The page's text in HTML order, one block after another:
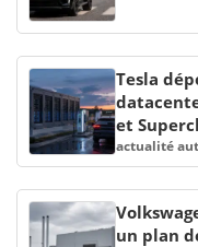
Tesla
et
actualité
un plan